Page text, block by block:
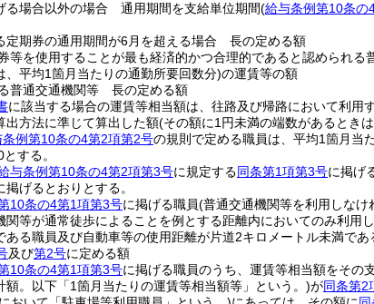
る場合以外の場合 通用期間を支給単位期間(給与条例第10条の
定期券の通用期間が6月を超える場合 長の定める額
等を使用することが最も経済的かつ合理的であると認められ
、平均1箇月当たりの通勤所要回数分)の運賃等の額
普通交通機関等 長の定める額
に該当する場合の運賃等相当額は、往路及び帰路において利用
出方法に準じて算出した額(その額に1円未満の端数があるとき
条例第10条の4第2項第2号の規則で定める職員は、平均1箇月当
する。
与条例第10条の4第2項第3号に規定する同条第1項第3号に掲げ
掲げるとおりとする。
10条の4第1項第3号に掲げる職員(普通交通機関等を利用しな
関等が通常徒歩によることを例とする距離内においてのみ利用
ある職員及び自動車等の使用距離が片道2キロメートル未満で
及び第2号に定める額
10条の4第1項第3号に掲げる職員のうち、運賃等相当額をその
額。以下「1箇月当たりの運賃等相当額等」という。)が同条第2